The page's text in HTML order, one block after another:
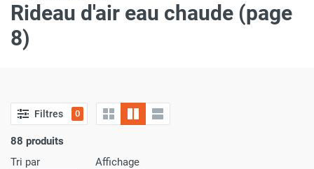
Rideau d'air eau chaude (page
8)
Filtres 0
88 produits
Tri par
Affichage